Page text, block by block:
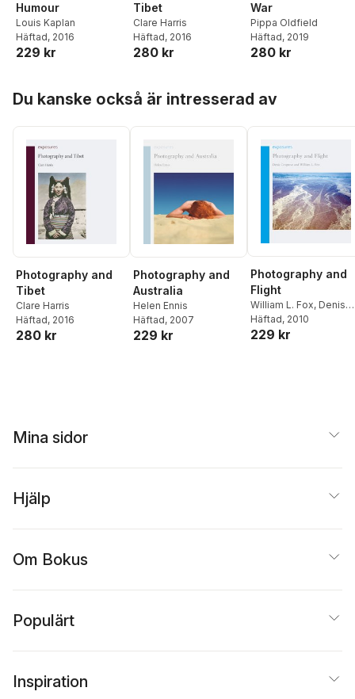
Humour
Louis Kaplan
Häftad, 2016
229 kr
Tibet
Clare Harris
Häftad, 2016
280 kr
War
Pippa Oldfield
Häftad, 2019
280 kr
Du kanske också är intresserad av
Photography and
Tibet
Clare Harris
Häftad, 2016
280 kr
Photography and
Australia
Helen Ennis
Häftad, 2007
229 kr
Photography and
Flight
William L. Fox, Denis
Cosgrove
Häftad, 2010
229 kr
Mina sidor
Hjälp
Om Bokus
Populärt
Inspiration